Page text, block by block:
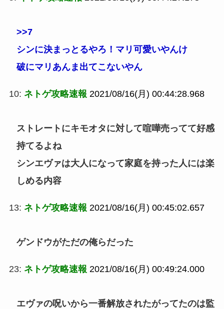
>>7
シンに決まっとるやろ！マリ可愛いやんけ
破にマリあんま出てこないやん
10: ネトゲ攻略速報 2021/08/16(月) 00:44:28.968
ストレートにキモオタに対して喧嘩売ってて好感
持てるよね
シンエヴァは大人になって家庭を持った人には楽
しめる内容
13: ネトゲ攻略速報 2021/08/16(月) 00:45:02.657
ゲンドウがただの俺らだった
23: ネトゲ攻略速報 2021/08/16(月) 00:49:24.000
エヴァの呪いから一番解放されたがってたのは監